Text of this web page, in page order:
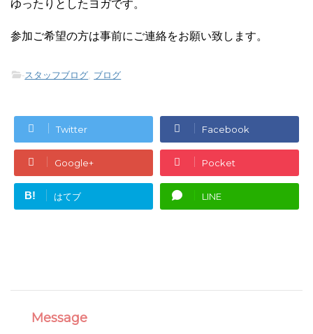
ゆったりとしたヨガです。
参加ご希望の方は事前にご連絡をお願い致します。
-スタッフブログ, ブログ
Twitter Facebook
Google+ Pocket
B! はてブ LINE
Message